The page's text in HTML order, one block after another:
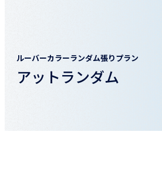
ルーバーカラーランダム張りプラン
アットランダム